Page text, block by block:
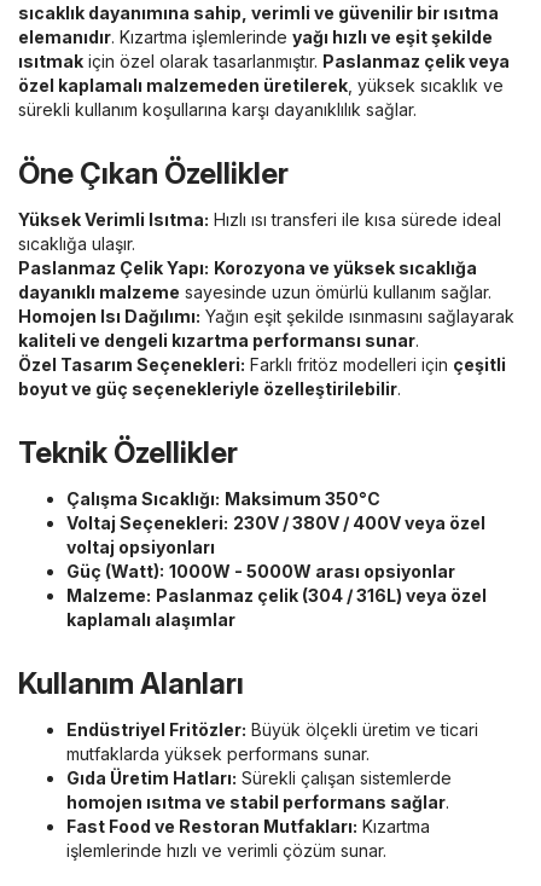
sıcaklık dayanımına sahip, verimli ve güvenilir bir ısıtma
elemanıdır. Kızartma işlemlerinde yağı hızlı ve eşit şekilde
ısıtmak için özel olarak tasarlanmıştır. Paslanmaz çelik veya
özel kaplamalı malzemeden üretilerek , yüksek sıcaklık ve
sürekli kullanım koşullarına karşı dayanıklılık sağlar.
Öne Çıkan Özellikler
Yüksek Verimli Isıtma: Hızlı ısı transferi ile kısa sürede ideal
sıcaklığa ulaşır.
Paslanmaz Çelik Yapı: Korozyona ve yüksek sıcaklığa
dayanıklı malzeme sayesinde uzun ömürlü kullanım sağlar.
Homojen Isı Dağılımı: Yağın eşit şekilde ısınmasını sağlayarak
kaliteli ve dengeli kızartma performansı sunar.
Özel Tasarım Seçenekleri: Farklı fritöz modelleri için çeşitli
boyut ve güç seçenekleriyle özelleştirilebilir.
Teknik Özellikler
Çalışma Sıcaklığı: Maksimum 350°C
Voltaj Seçenekleri: 230V / 380V / 400V veya özel
voltaj opsiyonları
Güç (Watt): 1000W - 5000W arası opsiyonlar
Malzeme: Paslanmaz çelik (304 / 316L) veya özel
kaplamalı alaşımlar
Kullanım Alanları
Endüstriyel Fritözler: Büyük ölçekli üretim ve ticari
mutfaklarda yüksek performans sunar.
Gıda Üretim Hatları: Sürekli çalışan sistemlerde
homojen ısıtma ve stabil performans sağlar.
Fast Food ve Restoran Mutfakları: Kızartma
işlemlerinde hızlı ve verimli çözüm sunar.